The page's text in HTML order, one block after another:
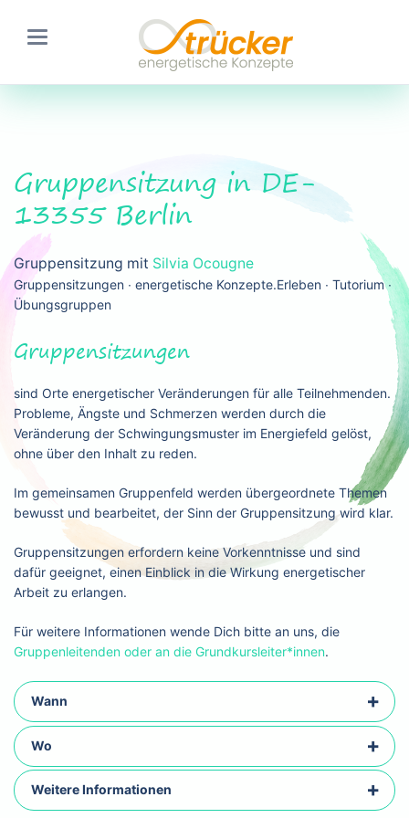
Gruppensitzung in DE-
13355 Berlin
Gruppensitzung mit Silvia Ocougne
Gruppensitzungen ∙ energetische Konzepte.Erleben ∙ Tutorium ∙
Übungsgruppen
Gruppensitzungen
sind Orte energetischer Veränderungen für alle Teilnehmenden.
Probleme, Ängste und Schmerzen werden durch die
Veränderung der Schwingungsmuster im Energiefeld gelöst,
ohne über den Inhalt zu reden.
Im gemeinsamen Gruppenfeld werden übergeordnete Themen
bewusst und bearbeitet, der Sinn der Gruppensitzung wird klar.
Gruppensitzungen erfordern keine Vorkenntnisse und sind
dafür geeignet, einen Einblick in die Wirkung energetischer
Arbeit zu erlangen.
Für weitere Informationen wende Dich bitte an uns, die
Gruppenleitenden oder an die Grundkursleiter*innen.
Wann
Wo
Weitere Informationen